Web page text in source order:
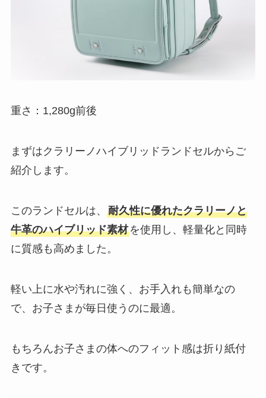
重さ：1,280g前後
まずはクラリーノハイブリッドランドセルからご
紹介します。
このランドセルは、 耐久性に優れたクラリーノと
牛革のハイブリッド素材を使用し、軽量化と同時
に質感も高めました。
軽い上に水や汚れに強く、お手入れも簡単なの
で、お子さまが毎日使うのに最適。
もちろんお子さまの体へのフィット感は折り紙付
きです。